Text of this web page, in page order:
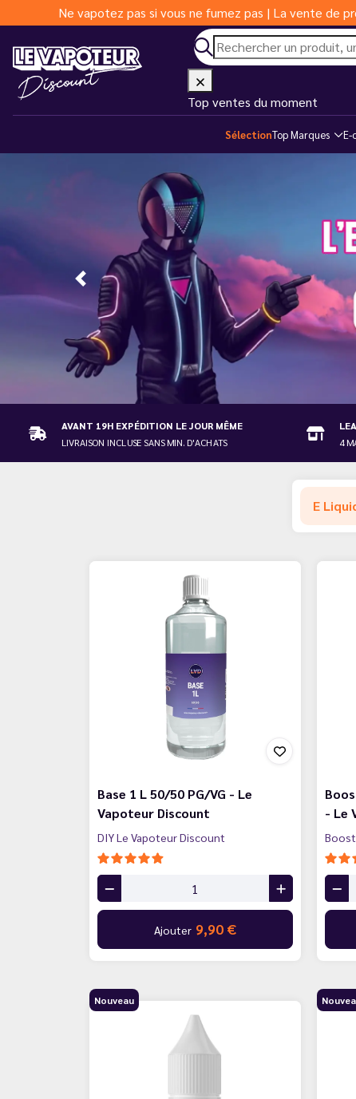
Ne vapotez pas si vous ne fumez pas | La vente de
Top ventes du moment
SélectionTop Marques E-
AVANT 19H EXPÉDITION LE JOUR MÊME
LIVRAISON INCLUSE SANS MIN. D'ACHATS
4
E
Base 1 L 50/50 PG/VG - Le
Vapoteur Discount
DIY Le Vapoteur Discount
Ajouter 9,90 €
- Le
Nouveau